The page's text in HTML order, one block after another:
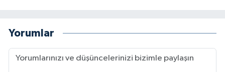
Yorumlar